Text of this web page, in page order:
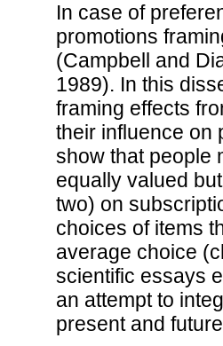
In case of
promotions
(Campbell and
1989). In this
framing effects
their influence on
show that people
equally valued
two) on
choices of items
average choice
scientific essays
an attempt to
present and